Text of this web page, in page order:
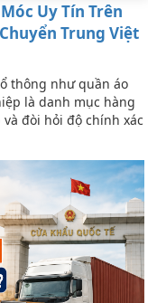
Uy Tín Trên
Trung Việt
thông như quần áo
là danh mục hàng
đòi hỏi độ chính xác